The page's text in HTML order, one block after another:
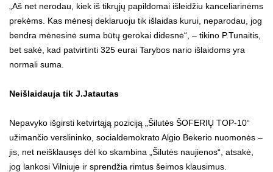
„Aš net nerodau, kiek iš tikrųjų papildomai išleidžiu kanceliarinėms
prekėms. Kas mėnesį deklaruoju tik išlaidas kurui, neparodau, jog
bendra mėnesinė suma būtų gerokai didesnė“, – tikino P.Tunaitis,
bet sakė, kad patvirtinti 325 eurai Tarybos nario išlaidoms yra
normali suma.
Neišlaidauja tik J.Jatautas
Nepavyko išgirsti ketvirtąją poziciją „Šilutės ŠOFERIŲ TOP-10“
užimančio verslininko, socialdemokrato Algio Bekerio nuomonės –
jis, net neišklausęs dėl ko skambina „Šilutės naujienos“, atsakė,
jog lankosi Vilniuje ir sprendžia rimtus šeimos klausimus.